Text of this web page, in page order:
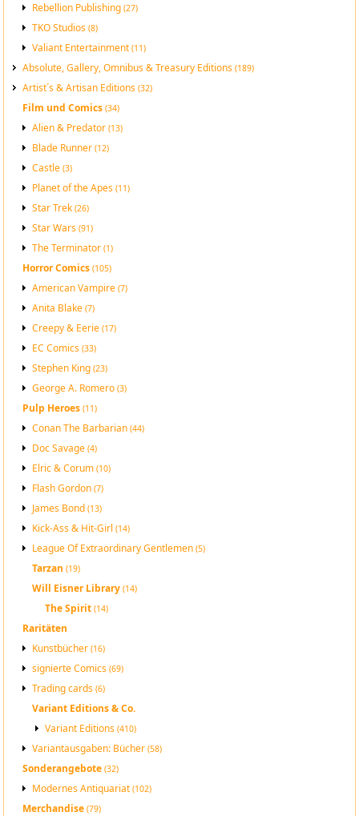
Rebellion Publishing(27)
TKO Studios(8)
Valiant Entertainment(11)
Absolute, Gallery, Omnibus & Treasury Editions(189)
Artist´s & Artisan Editions(32)
Film und Comics(34)
Alien & Predator(13)
Blade Runner(12)
Castle(3)
Planet of the Apes(11)
Star Trek(26)
Star Wars(91)
The Terminator(1)
Horror Comics(105)
American Vampire(7)
Anita Blake(7)
Creepy & Eerie(17)
EC Comics(33)
Stephen King(23)
George A. Romero(3)
Pulp Heroes(11)
Conan The Barbarian(44)
Doc Savage(4)
Elric & Corum(10)
Flash Gordon(7)
James Bond(13)
Kick-Ass & Hit-Girl(14)
League Of Extraordinary Gentlemen(5)
Tarzan(19)
Will Eisner Library(14)
The Spirit(14)
Raritäten
Kunstbücher(16)
signierte Comics(69)
Trading cards(6)
Variant Editions & Co.
Variant Editions(410)
Variantausgaben: Bücher(58)
Sonderangebote(32)
Modernes Antiquariat(102)
Merchandise(79)